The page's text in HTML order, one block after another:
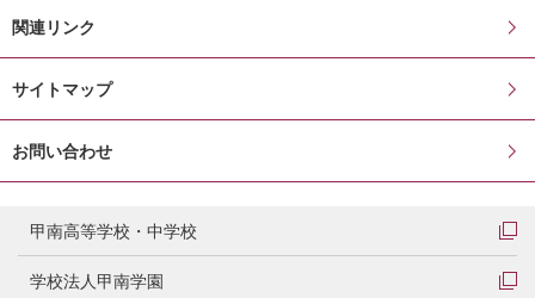
関連リンク
サイトマップ
お問い合わせ
甲南高等学校・中学校
学校法人甲南学園